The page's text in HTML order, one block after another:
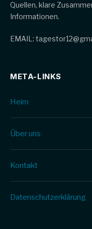
Quellen, klare
Informationen.
EMAIL:
META-LINKS
Heim
Über uns
Kontakt
Datenschutz­erklärung